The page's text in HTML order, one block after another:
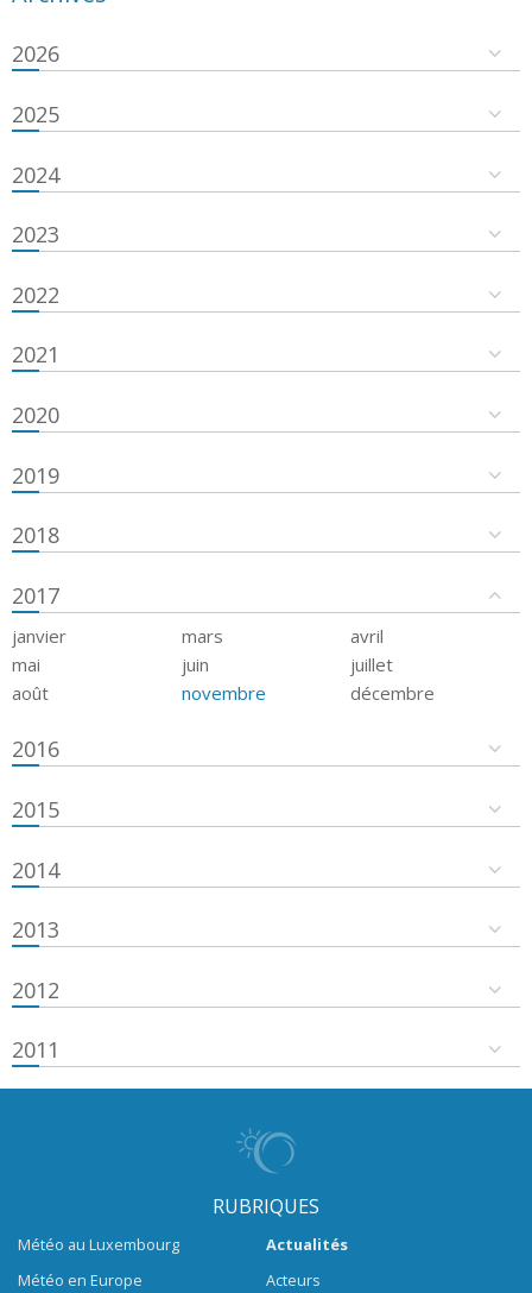
2026
2025
2024
2023
2022
2021
2020
2019
2018
2017
janvier mars
avril
mai
juin
juillet
août
novembre décembre
2016
2015
2014
2013
2012
2011
RUBRIQUES
Météo au Luxembourg
Météo en Europe
Actualités
Acteurs